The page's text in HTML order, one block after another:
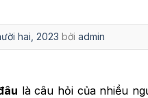
hai, 2023 bởi admin
là câu hỏi của nhiều